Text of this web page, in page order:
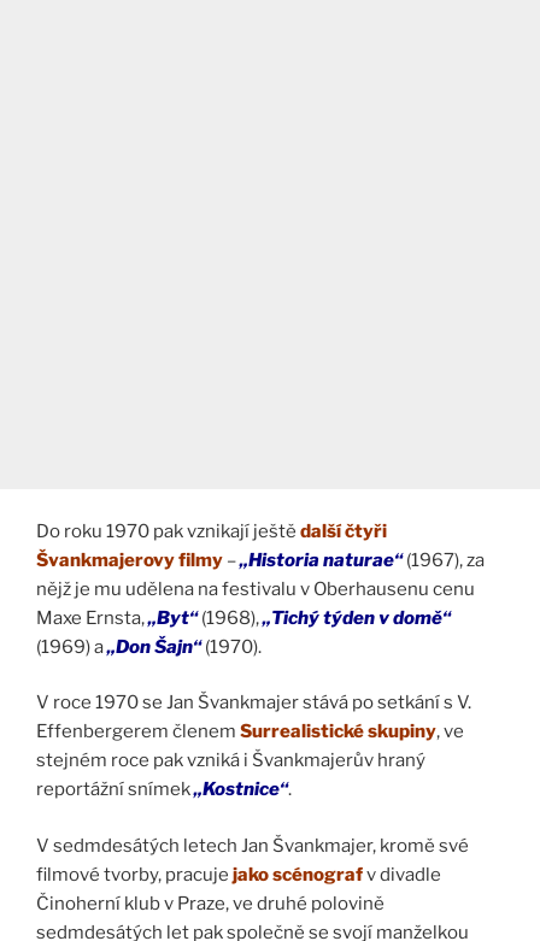
Do roku 1970 pak vznikají ještě další čtyři
Švankmajerovy filmy –„Historia naturae“(1967), za
nějž je mu udělena na festivalu v Oberhausenu cenu
Maxe Ernsta,„Byt“(1968),„Tichý týden v domě“
(1969) a„Don Šajn“(1970).
V roce 1970 se Jan Švankmajer stává po setkání s V.
Effenbergerem členem Surrealistické skupiny, ve
stejném roce pak vzniká i Švankmajerův hraný
reportážní snímek„Kostnice“.
V sedmdesátých letech Jan Švankmajer, kromě své
filmové tvorby, pracuje jako scénografv divadle
Činoherní klub v Praze, ve druhé polovině
sedmdesátých let pak společně se svojí manželkou